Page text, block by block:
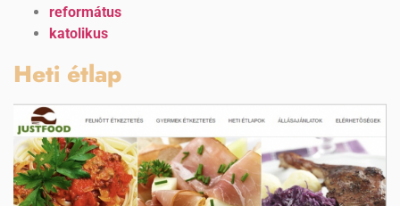
református
katolikus
Heti étlap